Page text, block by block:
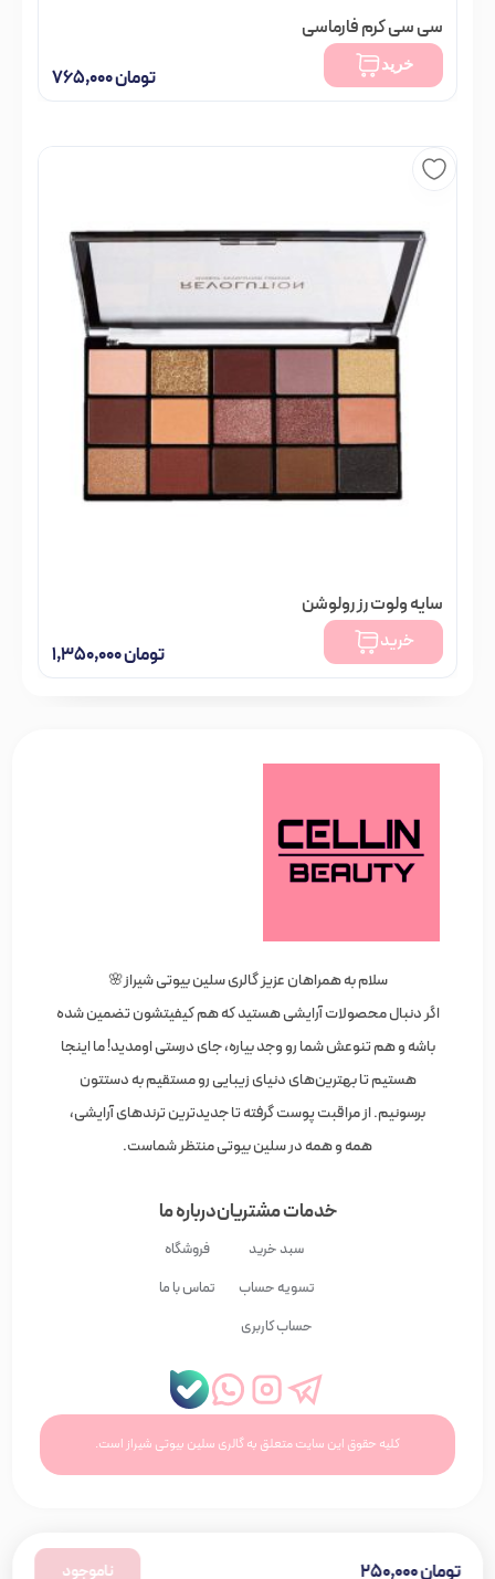
سی سی کرم فارماسی
تومان
تومان۷۹۸,۰۰۰ خرید
سایه ولوت رز رولوشن
تومان
خرید
سلام به همراهان عزیز گالری سلین بیوتی شیراز🌸
اگر دنبال محصولات آرایشی هستید که هم کیفیتشون تضمین شده
باشه و هم تنوعش شما رو وجد بیاره، جای درستی اومدید! ما اینجا
هستیم تا بهترین‌های دنیای زیبایی رو مستقیم به دستتون
برسونیم. از مراقبت پوست گرفته تا جدیدترین ترندهای آرایشی،
همه و همه در سلین بیوتی منتظر شماست.
خدمات مشتریان
سبد خرید
تسویه حساب
حساب کاربری
درباره ما
فروشگاه
تماس با ما
کلیه حقوق این سایت متعلق به گالری سلین بیوتی شیراز است.
تومان۲۵۰,۰۰۰ ناموجود